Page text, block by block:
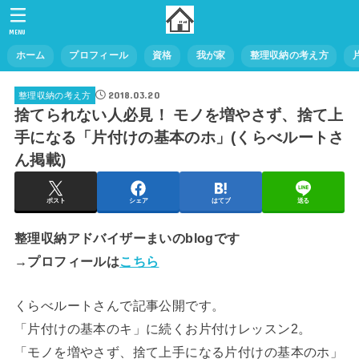
ホーム プロフィール 資格 我が家 整理収納の考え方
MENU
整理収納の考え方 2018.03.20
捨てられない人必見！ モノを増やさず、捨て上
手になる「片付けの基本のホ」(くらべルートさ
ん掲載)
ポスト シェア はてブ 送る
整理収納アドバイザーまいのblogです
→プロフィールはこちら
くらべルートさんで記事公開です。
「片付けの基本のキ」に続くお片付けレッスン2。
「モノを増やさず、捨て上手になる片付けの基本のホ」